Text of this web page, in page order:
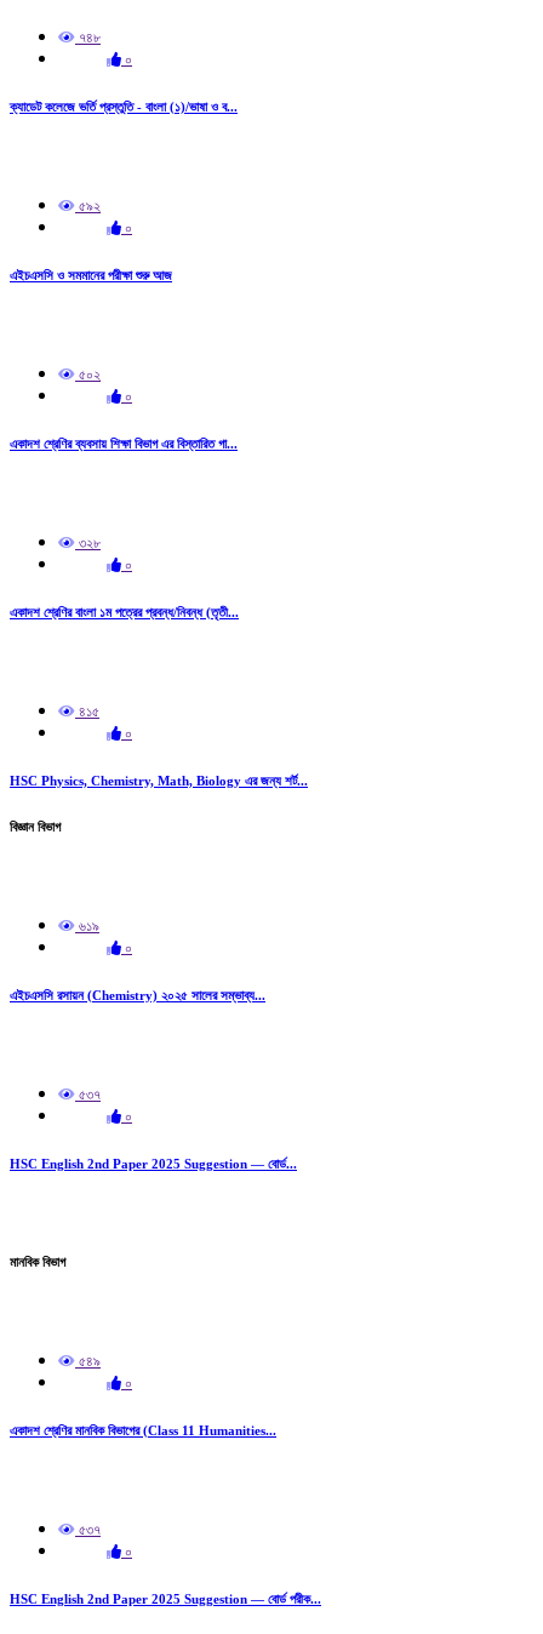
৭৪৮
০
ক্যাডেট কলেজে ভর্তি প্রস্তুতি - বাংলা (১)/ভাষা ও ব...
৫৯২
০
এইচএসসি ও সমমানের পরীক্ষা শুরু আজ
৫০২
০
একাদশ শ্রেণির ব্যবসায় শিক্ষা বিভাগ এর বিস্তারিত গা...
৩২৮
০
একাদশ শ্রেণির বাংলা ১ম পত্রের প্রবন্ধ/নিবন্ধ (তৃতী...
৪১৫
০
HSC Physics, Chemistry, Math, Biology এর জন্য শর্ট...
বিজ্ঞান বিভাগ
৬১৯
০
এইচএসসি রসায়ন (Chemistry) ২০২৫ সালের সম্ভাব্য...
৫৩৭
০
HSC English 2nd Paper 2025 Suggestion — বোর্ড...
মানবিক বিভাগ
৫৪৯
০
একাদশ শ্রেণির মানবিক বিভাগের (Class 11 Humanities...
৫৩৭
০
HSC English 2nd Paper 2025 Suggestion — বোর্ড পরীক...